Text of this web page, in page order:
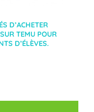
D’ACHETER
TEMU POUR
D’ÉLÈVES.